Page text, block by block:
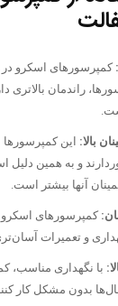
کمپرسورهای اسکرو در
راندمان
بالا: این
و به همین دلیل
آنها بیشتر است.
کمپرسورهای اسکرو
و تعمیرات
با نگهداری مناسب،
بدون مشکل کار